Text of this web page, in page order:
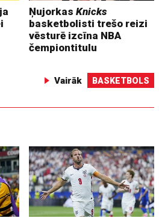
ŅujorkasKnicks
basketbolisti trešo reizi
vēsturē izcīna NBA
čempiontitulu
Vairāk BASKETBOLS